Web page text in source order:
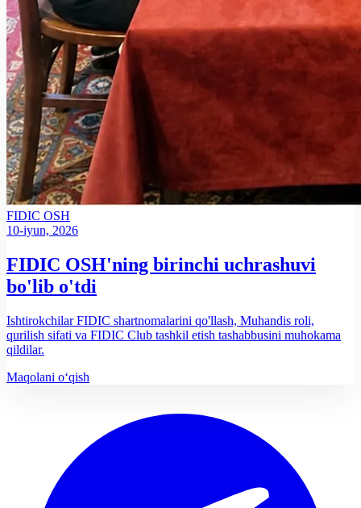
FIDIC OSH
10-iyun, 2026
FIDIC OSH'ning birinchi uchrashuvi
bo'lib o'tdi
Ishtirokchilar FIDIC shartnomalarini qo'llash, Muhandis roli,
qurilish sifati va FIDIC Club tashkil etish tashabbusini muhokama
qildilar.
Maqolani o‘qish